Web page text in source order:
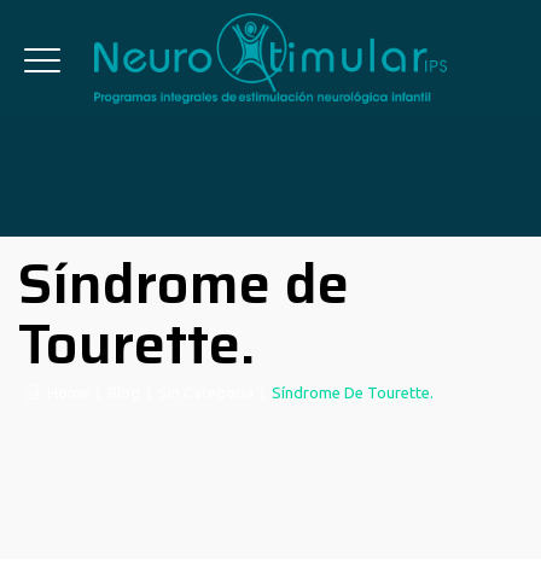
Síndrome de
Tourette.
Síndrome De Tourette.